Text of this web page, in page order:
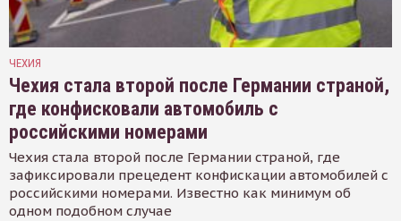
ЧЕХИЯ
Чехия стала второй после Германии страной,
где конфисковали автомобиль с
российскими номерами
Чехия стала второй после Германии страной, где
зафиксировали прецедент конфискации автомобилей с
российскими номерами. Известно как минимум об
одном подобном случае